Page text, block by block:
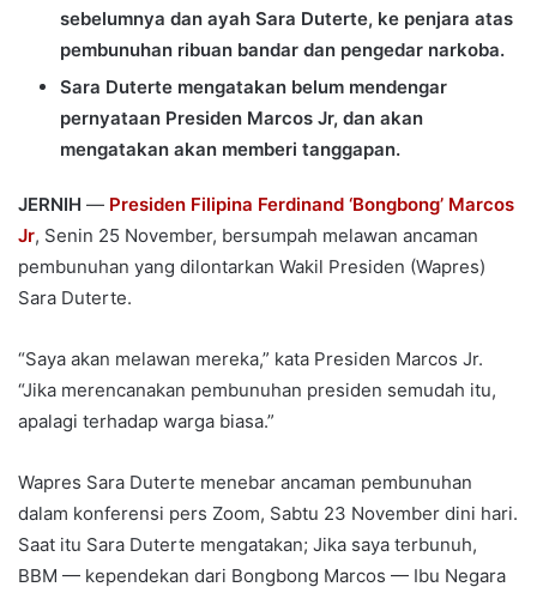
sebelumnya dan ayah Sara Duterte, ke penjara atas
pembunuhan ribuan bandar dan pengedar narkoba.
Sara Duterte mengatakan belum mendengar
pernyataan Presiden Marcos Jr, dan akan
mengatakan akan memberi tanggapan.
JERNIH — Presiden Filipina Ferdinand ‘Bongbong’ Marcos
Jr, Senin 25 November, bersumpah melawan ancaman
pembunuhan yang dilontarkan Wakil Presiden (Wapres)
Sara Duterte.
“Saya akan melawan mereka,” kata Presiden Marcos Jr.
“Jika merencanakan pembunuhan presiden semudah itu,
apalagi terhadap warga biasa.”
Wapres Sara Duterte menebar ancaman pembunuhan
dalam konferensi pers Zoom, Sabtu 23 November dini hari.
Saat itu Sara Duterte mengatakan; Jika saya terbunuh,
BBM — kependekan dari Bongbong Marcos — Ibu Negara